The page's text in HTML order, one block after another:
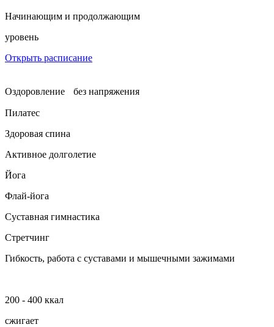
Начинающим и продолжающим
уровень
Открыть расписание
Оздоровление без напряжения
Пилатес
Здоровая спина
Активное долголетие
Йога
Флай-йога
Суставная гимнастика
Стретчинг
Гибкость, работа с суставами и мышечными зажимами
200 - 400 ккал
сжигает